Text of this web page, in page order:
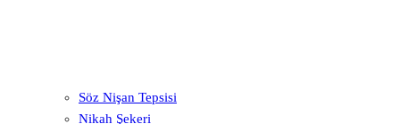
Söz Nişan Tepsisi
Nikah Şekeri